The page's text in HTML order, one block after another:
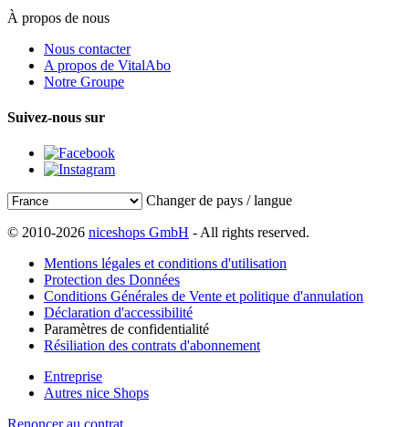
À propos de nous
Nous contacter
A propos de VitalAbo
Notre Groupe
Suivez-nous sur
Changer de pays / langue
© 2010-2026 niceshops GmbH - All rights reserved.
Mentions légales et conditions d'utilisation
Protection des Données
Conditions Générales de Vente et politique d'annulation
Déclaration d'accessibilité
Paramètres de confidentialité
Résiliation des contrats d'abonnement
Entreprise
Autres nice Shops